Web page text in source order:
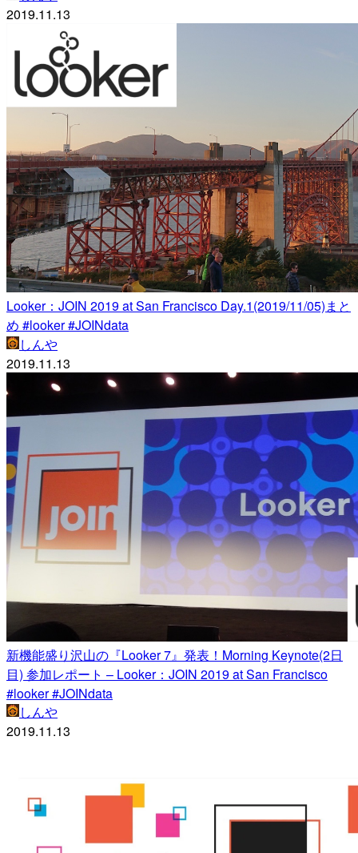
2019.11.13
Looker：JOIN 2019 at San Francisco Day.1(2019/11/05)まと
め #looker #JOINdata
しんや
2019.11.13
新機能盛り沢山の『Looker 7』発表！Morning Keynote(2日
目) 参加レポート – Looker：JOIN 2019 at San Francisco
#looker #JOINdata
しんや
2019.11.13